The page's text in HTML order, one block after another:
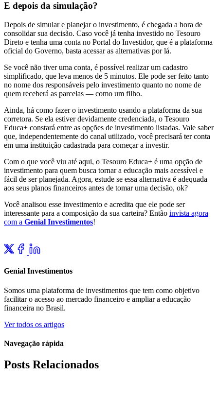
E depois da simulação?
Depois de simular e planejar o investimento, é chegada a hora de
consolidar sua decisão. Caso você já tenha investido no Tesouro
Direto e tenha uma conta no Portal do Investidor, que é a plataforma
oficial do Governo, basta acessar as alternativas por lá.
Se você não tiver uma conta, é possível realizar um cadastro
simplificado, que leva menos de 5 minutos. Ele pode ser feito tanto
no nome dos responsáveis pelo investimento quanto no nome de
quem receberá as parcelas — como um filho.
Ainda, há como fazer o investimento usando a plataforma da sua
corretora. Se ela estiver devidamente credenciada, o Tesouro
Educa+ constará entre as opções de investimento listadas. Vale saber
que, independentemente do canal utilizado, você precisará ter conta
em uma instituição cadastrada para começar a investir.
Com o que você viu até aqui, o Tesouro Educa+ é uma opção de
investimento para quem busca tornar a educação mais acessível e
fácil de ser planejada. Agora, estude se essa alternativa é adequada
aos seus planos financeiros antes de tomar uma decisão, ok?
Você analisou esse investimento e acredita que ele pode ser
interessante para a composição da sua carteira? Então invista agora
com a Genial Investimentos!
Genial Investimentos
Somos uma plataforma de investimentos que tem como objetivo
facilitar o acesso ao mercado financeiro e ampliar a educação
financeira no Brasil.
Ver todos os artigos
Navegação rápida
Posts Relacionados